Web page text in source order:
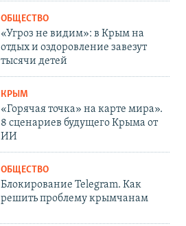
ОБЩЕСТВО
«Угроз не видим»: в Крым на
отдых и оздоровление завезут
тысячи детей
КРЫМ
«Горячая точка» на карте мира».
8 сценариев будущего Крыма от
ИИ
ОБЩЕСТВО
Блокирование Telegram. Как
решить проблему крымчанам